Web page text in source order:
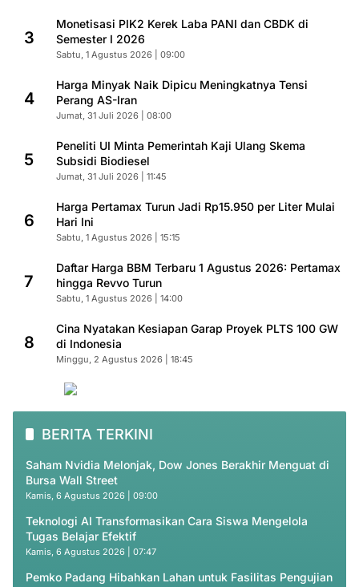
3
Monetisasi PIK2 Kerek Laba PANI dan CBDK di
Semester I 2026
Sabtu, 1 Agustus 2026 | 09:00
4
Harga Minyak Naik Dipicu Meningkatnya Tensi
Perang AS-Iran
Jumat, 31 Juli 2026 | 08:00
5
Peneliti UI Minta Pemerintah Kaji Ulang Skema
Subsidi Biodiesel
Jumat, 31 Juli 2026 | 11:45
6
Harga Pertamax Turun Jadi Rp15.950 per Liter Mulai
Hari Ini
Sabtu, 1 Agustus 2026 | 15:15
7
Daftar Harga BBM Terbaru 1 Agustus 2026: Pertamax
hingga Revvo Turun
Sabtu, 1 Agustus 2026 | 14:00
8
Cina Nyatakan Kesiapan Garap Proyek PLTS 100 GW
di Indonesia
Minggu, 2 Agustus 2026 | 18:45
BERITA TERKINI
Saham Nvidia Melonjak, Dow Jones Berakhir Menguat di
Bursa Wall Street
Kamis, 6 Agustus 2026 | 09:00
Teknologi AI Transformasikan Cara Siswa Mengelola
Tugas Belajar Efektif
Kamis, 6 Agustus 2026 | 07:47
Pemko Padang Hibahkan Lahan untuk Fasilitas Pengujian